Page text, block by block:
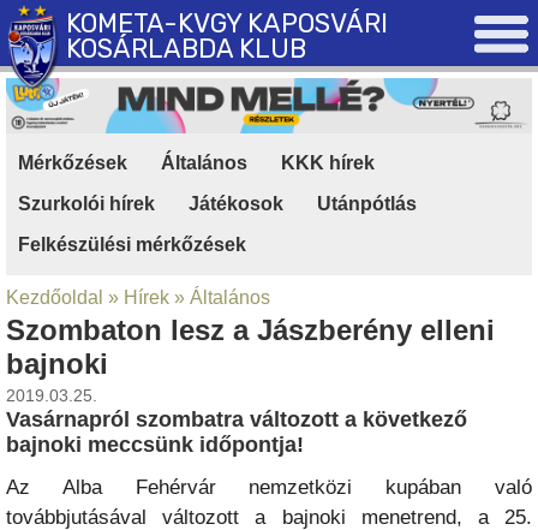
KOMETA-KVGY KAPOSVÁRI
KOSÁRLABDA KLUB
Mérkőzések Általános KKK hírek
Szurkolói hírek
Játékosok Utánpótlás
Felkészülési mérkőzések
Kezdőoldal » Hírek » Általános
Szombaton lesz a Jászberény elleni
bajnoki
2019.03.25.
Vasárnapról szombatra változott a következő
bajnoki meccsünk időpontja!
Az Alba Fehérvár nemzetközi kupában való
továbbjutásával változott a bajnoki menetrend, a 25.